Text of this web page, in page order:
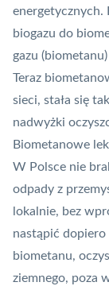
energetycznych.
biogazu do
gazu
Teraz
sieci, stała się
nadwyżki
Biometanowe
W Polsce nie
odpady z
lokalnie, bez
nastąpić dopiero
biometanu,
ziemnego, poza